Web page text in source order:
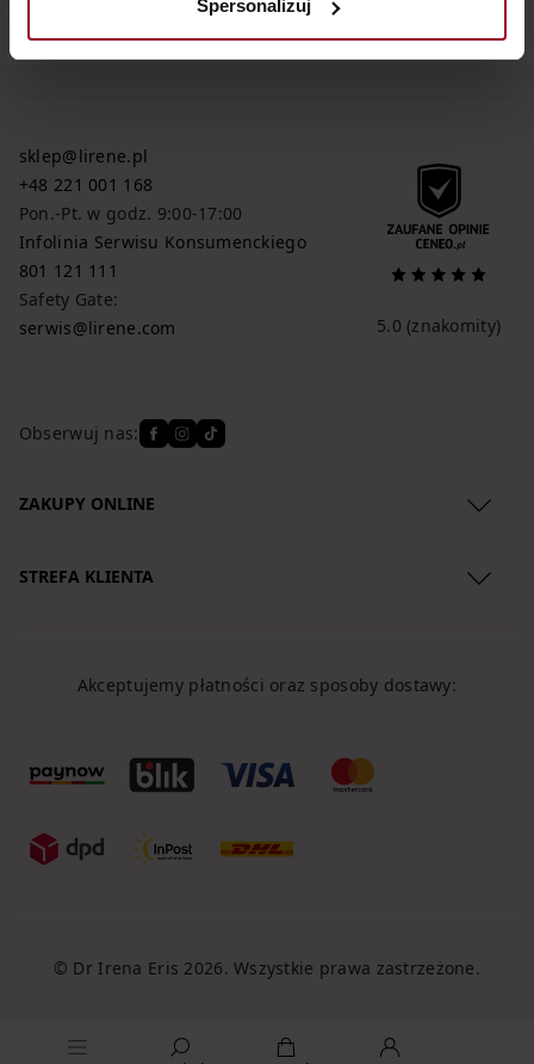
Spersonalizuj
Obserwuj nas:
sklep@lirene.pl
+48 221 001 168
Pon.-Pt. w godz. 9:00-17:00
Infolinia Serwisu Konsumenckiego
801 121 111
Safety Gate:
serwis@lirene.com
Akceptujemy płatności oraz sposoby dostawy:
ZAKUPY ONLINE
Polityka Prywatności
Regulamin newslettera
Polityka Cookies
STREFA KLIENTA
Koszty dostawy
5.0 (znakomity)
© Dr Irena Eris 2026. Wszystkie prawa zastrzeżone.